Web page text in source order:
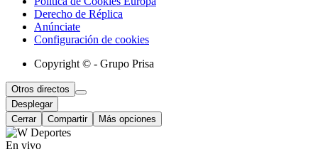
Derecho de Réplica
Anúnciate
Configuración de cookies
Copyright © - Grupo Prisa
Otros directos
Desplegar
Cerrar
Compartir Más opciones
En vivo